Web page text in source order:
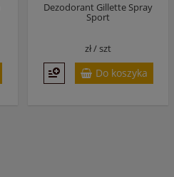
Dezodorant Gillette Spray
Sport
zł /szt
Do koszyka